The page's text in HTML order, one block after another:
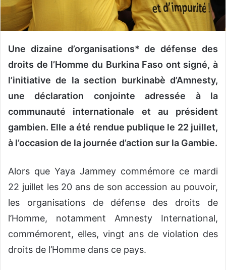
r
e
l
Une dizaine d’organisations* de défense des
droits de l’Homme du Burkina Faso ont signé, à
l’initiative de la section burkinabè d’Amnesty,
une déclaration conjointe adressée à la
communauté internationale et au président
gambien. Elle a été rendue publique le 22 juillet,
à l’occasion de la journée d’action sur la Gambie.
Alors que Yaya Jammey commémore ce mardi
22 juillet les 20 ans de son accession au pouvoir,
les organisations de défense des droits de
l’Homme, notamment Amnesty International,
commémorent, elles, vingt ans de violation des
droits de l’Homme dans ce pays.